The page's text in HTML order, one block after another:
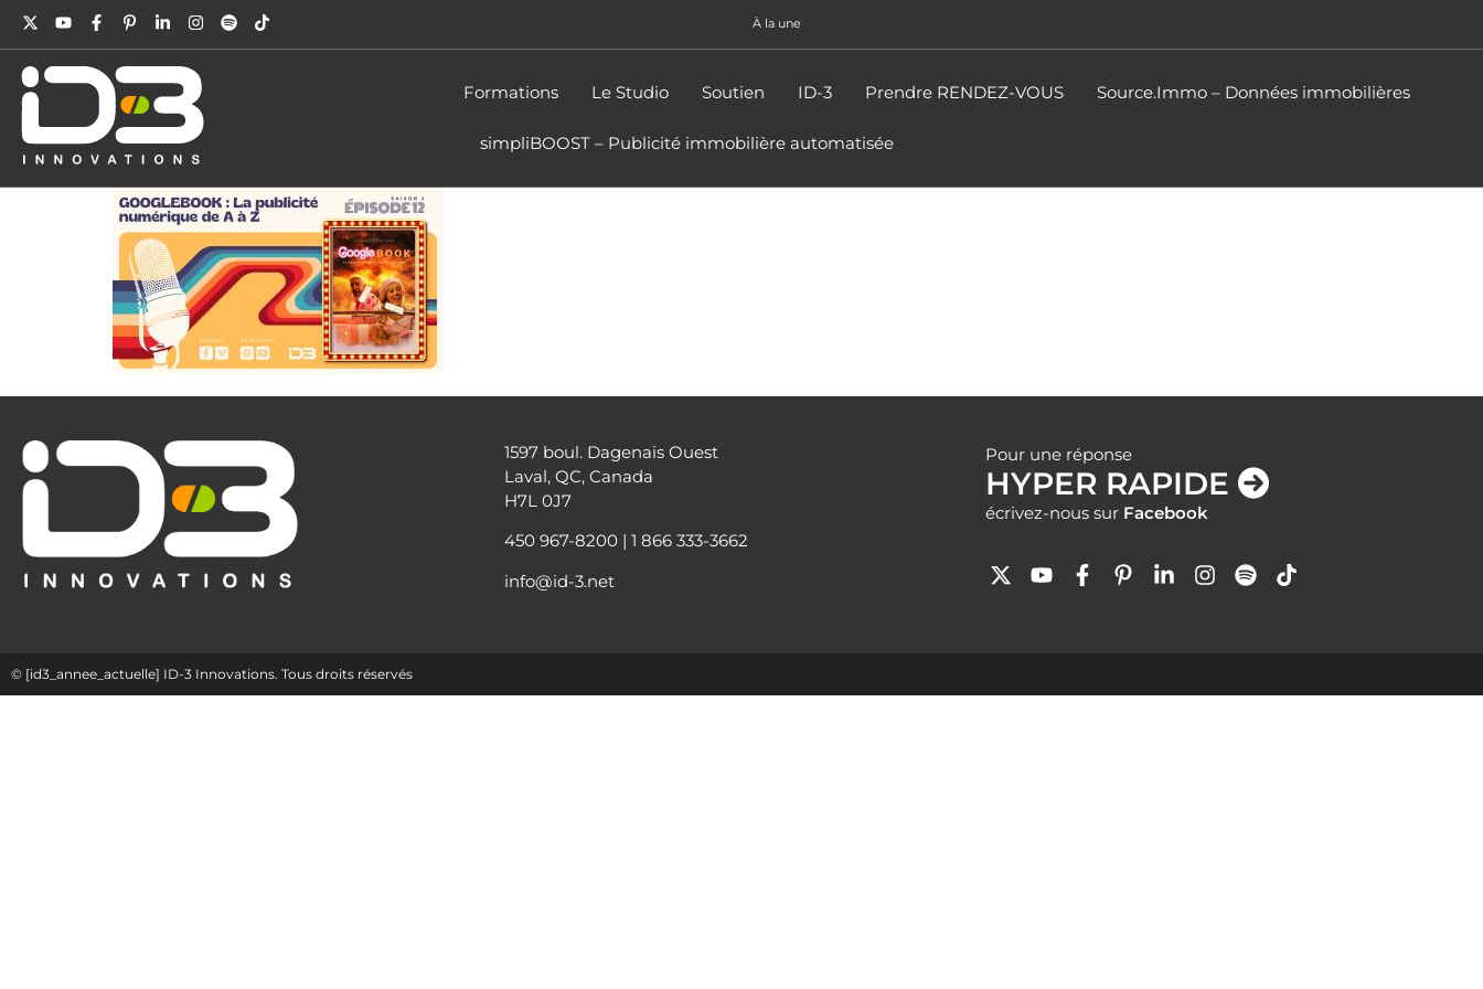
À la une
Formations Le Studio Soutien ID-3 Prendre RENDEZ-VOUS Source.Immo – Données immobilières
simpliBOOST – Publicité immobilière automatisée
1597 boul. Dagenais Ouest
Laval, QC, Canada
H7L 0J7
450 967-8200| 1 866 333-3662
info@id-3.net
Pour une réponse
HYPER RAPIDE
écrivez-nous sur Facebook
© [id3_annee_actuelle] ID-3 Innovations. Tous droits réservés